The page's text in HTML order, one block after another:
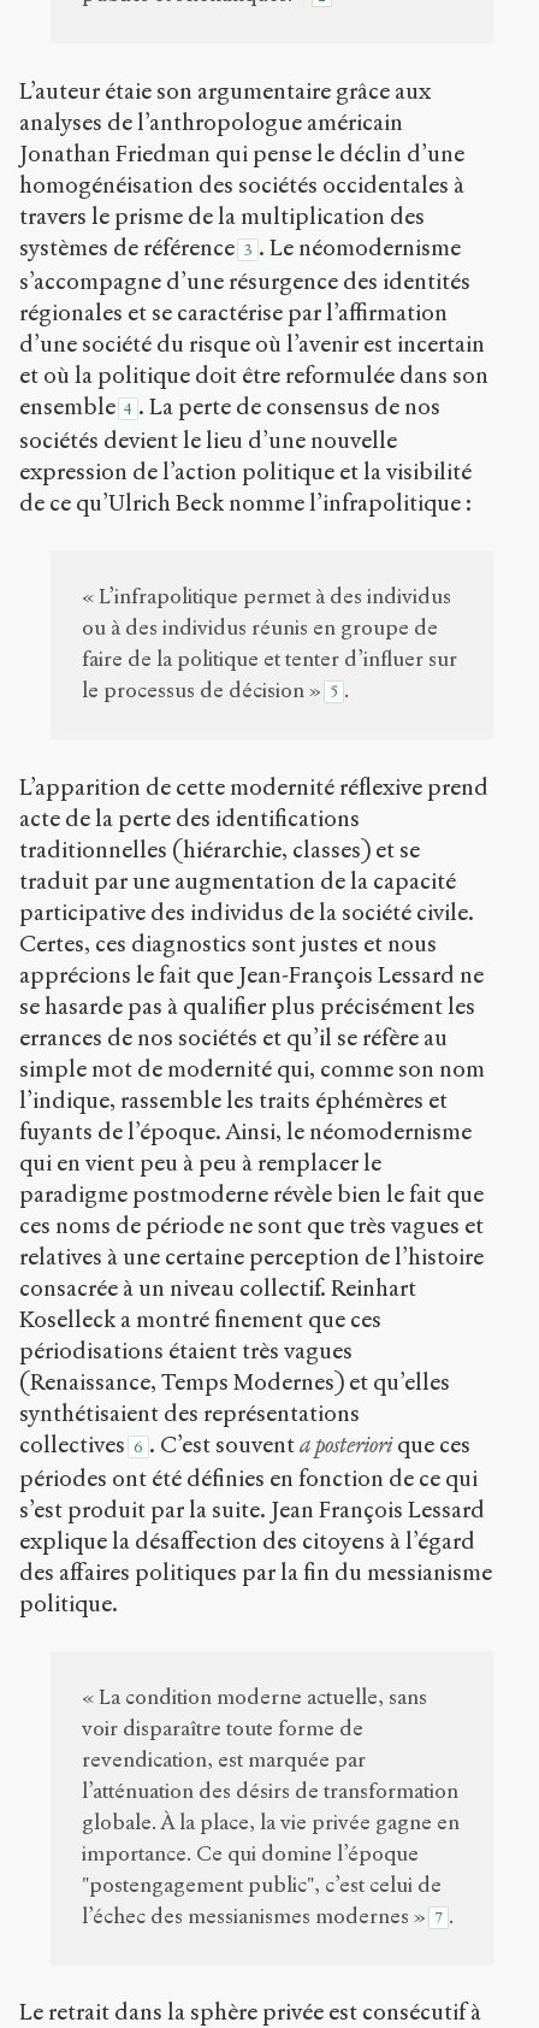
L’auteur étaie son argumentaire grâce aux
analyses de l’anthropologue américain
Jonathan Friedman qui pense le déclin d’une
homogénéisation des sociétés occidentales à
travers le prisme de la multiplication des
systèmes de référence 3 . Le néomodernisme
s’accompagne d’une résurgence des identités
régionales et se caractérise par l’affirmation
d’une société du risque où l’avenir est incertain
et où la politique doit être reformulée dans son
ensemble 4 . La perte de consensus de nos
sociétés devient le lieu d’une nouvelle
expression de l’action politique et la visibilité
de ce qu’Ulrich Beck nomme l’infrapolitique :
« L’infrapolitique permet à des individus
ou à des individus réunis en groupe de
faire de la politique et tenter d’influer sur
le processus de décision » 5 .
L’apparition de cette modernité réflexive prend
acte de la perte des identifications
traditionnelles (hiérarchie, classes) et se
traduit par une augmentation de la capacité
participative des individus de la société civile.
Certes, ces diagnostics sont justes et nous
apprécions le fait que Jean-François Lessard ne
se hasarde pas à qualifier plus précisément les
errances de nos sociétés et qu’il se réfère au
simple mot de modernité qui, comme son nom
l’indique, rassemble les traits éphémères et
fuyants de l’époque. Ainsi, le néomodernisme
qui en vient peu à peu à remplacer le
paradigme postmoderne révèle bien le fait que
ces noms de période ne sont que très vagues et
relatives à une certaine perception de l’histoire
consacrée à un niveau collectif. Reinhart
Koselleck a montré finement que ces
périodisations étaient très vagues
(Renaissance, Temps Modernes) et qu’elles
synthétisaient des représentations
collectives 6 . C’est souventa posteriorique ces
périodes ont été définies en fonction de ce qui
s’est produit par la suite. Jean François Lessard
explique la désaffection des citoyens à l’égard
des affaires politiques par la fin du messianisme
politique.
« La condition moderne actuelle, sans
voir disparaître toute forme de
revendication, est marquée par
l’atténuation des désirs de transformation
globale. À la place, la vie privée gagne en
importance. Ce qui domine l’époque
"postengagement public", c’est celui de
l’échec des messianismes modernes » 7 .
Le retrait dans la sphère privée est consécutif à